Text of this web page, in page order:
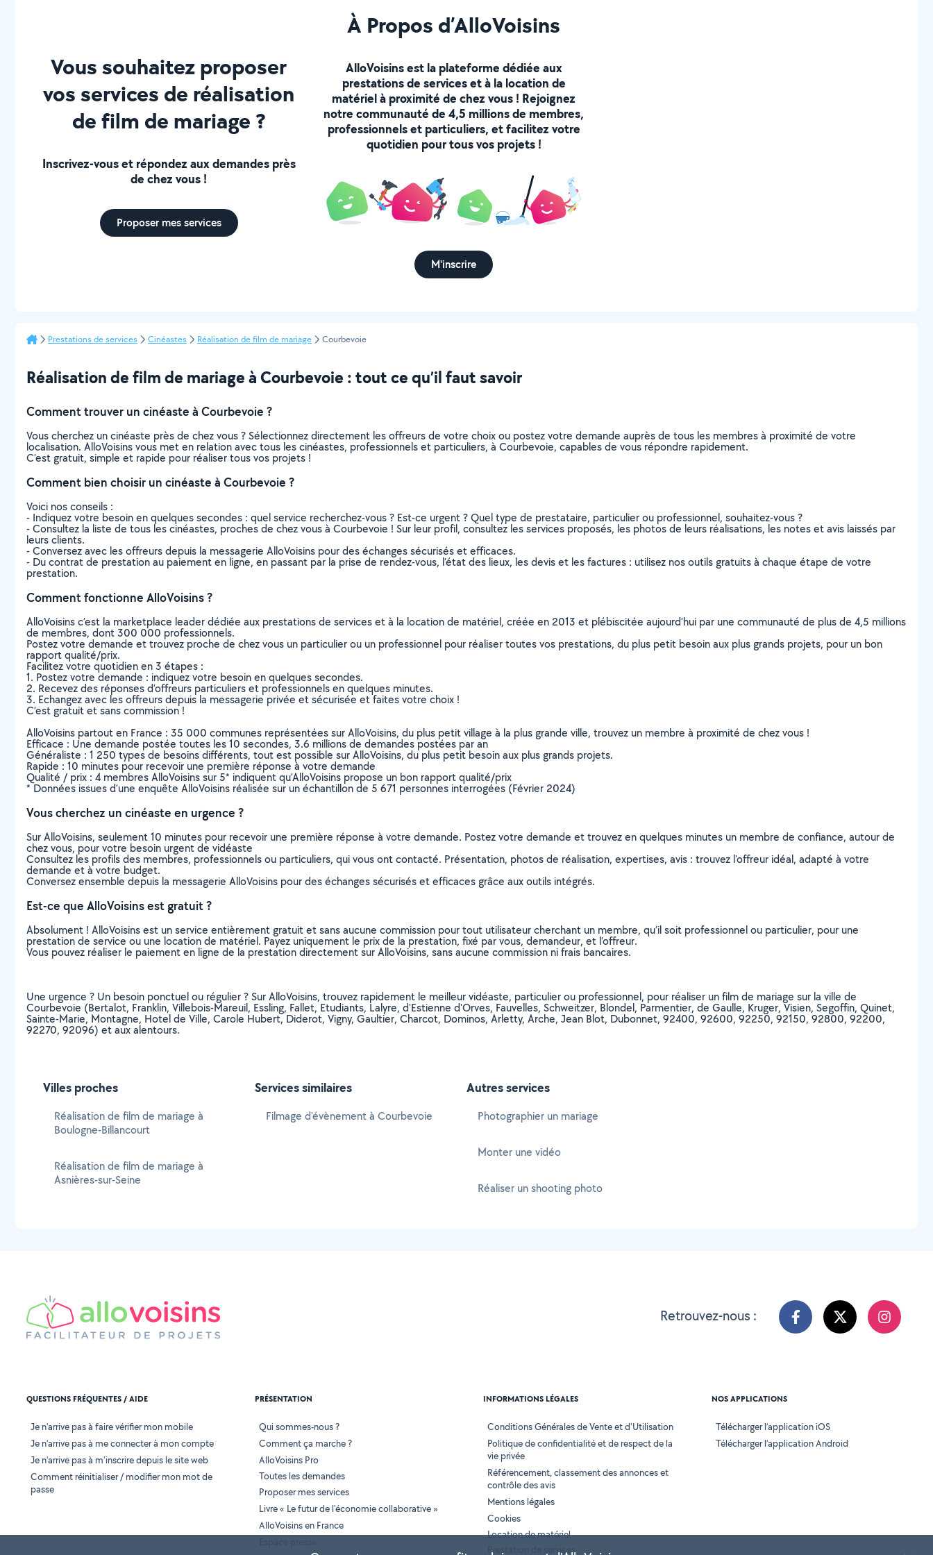
Vous souhaitez proposer
vos services de réalisation
de film de mariage ?
Inscrivez-vous et répondez aux demandes près
de chez vous !
Proposer mes services
À Propos d’AlloVoisins
AlloVoisins est la plateforme dédiée aux
prestations de services et à la location de
matériel à proximité de chez vous ! Rejoignez
notre communauté de 4,5 millions de membres,
professionnels et particuliers, et facilitez votre
quotidien pour tous vos projets !
M'inscrire
Prestations de services Cinéastes Réalisation de film de mariage Courbevoie
Réalisation de film de mariage à Courbevoie : tout ce qu’il faut savoir
Comment trouver un cinéaste à Courbevoie ?
Vous cherchez un cinéaste près de chez vous ? Sélectionnez directement les offreurs de votre choix ou postez votre demande auprès de tous les membres à proximité de votre
localisation. AlloVoisins vous met en relation avec tous les cinéastes, professionnels et particuliers, à Courbevoie, capables de vous répondre rapidement.
C’est gratuit, simple et rapide pour réaliser tous vos projets !
Comment bien choisir un cinéaste à Courbevoie ?
Voici nos conseils :
- Indiquez votre besoin en quelques secondes : quel service recherchez-vous ? Est-ce urgent ? Quel type de prestataire, particulier ou professionnel, souhaitez-vous ?
- Consultez la liste de tous les cinéastes, proches de chez vous à Courbevoie ! Sur leur profil, consultez les services proposés, les photos de leurs réalisations, les notes et avis laissés par
leurs clients.
- Conversez avec les offreurs depuis la messagerie AlloVoisins pour des échanges sécurisés et efficaces.
- Du contrat de prestation au paiement en ligne, en passant par la prise de rendez-vous, l’état des lieux, les devis et les factures : utilisez nos outils gratuits à chaque étape de votre
prestation.
Comment fonctionne AlloVoisins ?
AlloVoisins c’est la marketplace leader dédiée aux prestations de services et à la location de matériel, créée en 2013 et plébiscitée aujourd’hui par une communauté de plus de 4,5 millions
de membres, dont 300 000 professionnels.
Postez votre demande et trouvez proche de chez vous un particulier ou un professionnel pour réaliser toutes vos prestations, du plus petit besoin aux plus grands projets, pour un bon
rapport qualité/prix.
Facilitez votre quotidien en 3 étapes :
1. Postez votre demande : indiquez votre besoin en quelques secondes.
2. Recevez des réponses d’offreurs particuliers et professionnels en quelques minutes.
3. Echangez avec les offreurs depuis la messagerie privée et sécurisée et faites votre choix !
C’est gratuit et sans commission !
AlloVoisins partout en France : 35 000 communes représentées sur AlloVoisins, du plus petit village à la plus grande ville, trouvez un membre à proximité de chez vous !
Efficace : Une demande postée toutes les 10 secondes, 3.6 millions de demandes postées par an
Généraliste : 1 250 types de besoins différents, tout est possible sur AlloVoisins, du plus petit besoin aux plus grands projets.
Rapide : 10 minutes pour recevoir une première réponse à votre demande
Qualité / prix : 4 membres AlloVoisins sur 5* indiquent qu’AlloVoisins propose un bon rapport qualité/prix
* Données issues d’une enquête AlloVoisins réalisée sur un échantillon de 5 671 personnes interrogées (Février 2024)
Vous cherchez un cinéaste en urgence ?
Sur AlloVoisins, seulement 10 minutes pour recevoir une première réponse à votre demande. Postez votre demande et trouvez en quelques minutes un membre de confiance, autour de
chez vous, pour votre besoin urgent de vidéaste
Consultez les profils des membres, professionnels ou particuliers, qui vous ont contacté. Présentation, photos de réalisation, expertises, avis : trouvez l'offreur idéal, adapté à votre
demande et à votre budget.
Conversez ensemble depuis la messagerie AlloVoisins pour des échanges sécurisés et efficaces grâce aux outils intégrés.
Est-ce que AlloVoisins est gratuit ?
Absolument ! AlloVoisins est un service entièrement gratuit et sans aucune commission pour tout utilisateur cherchant un membre, qu’il soit professionnel ou particulier, pour une
prestation de service ou une location de matériel. Payez uniquement le prix de la prestation, fixé par vous, demandeur, et l’offreur.
Vous pouvez réaliser le paiement en ligne de la prestation directement sur AlloVoisins, sans aucune commission ni frais bancaires.
Une urgence ? Un besoin ponctuel ou régulier ? Sur AlloVoisins, trouvez rapidement le meilleur vidéaste, particulier ou professionnel, pour réaliser un film de mariage sur la ville de
Courbevoie (Bertalot, Franklin, Villebois-Mareuil, Essling, Fallet, Etudiants, Lalyre, d'Estienne d'Orves, Fauvelles, Schweitzer, Blondel, Parmentier, de Gaulle, Kruger, Visien, Segoffin, Quinet,
Sainte-Marie, Montagne, Hotel de Ville, Carole Hubert, Diderot, Vigny, Gaultier, Charcot, Dominos, Arletty, Arche, Jean Blot, Dubonnet, 92400, 92600, 92250, 92150, 92800, 92200,
92270, 92096) et aux alentours.
Villes proches
Réalisation de film de mariage à
Boulogne-Billancourt
Réalisation de film de mariage à
Asnières-sur-Seine
Services similaires
Filmage d'évènement à Courbevoie
Autres services
Photographier un mariage
Monter une vidéo
Réaliser un shooting photo
Retrouvez-nous :
QUESTIONS FRÉQUENTES / AIDE
Je n'arrive pas à faire vérifier mon mobile
Je n'arrive pas à me connecter à mon compte
Je n'arrive pas à m'inscrire depuis le site web
Comment réinitialiser / modifier mon mot de
passe
PRÉSENTATION
Qui sommes-nous ?
Comment ça marche ?
AlloVoisins Pro
Toutes les demandes
Proposer mes services
Livre « Le futur de l'économie collaborative »
AlloVoisins en France
INFORMATIONS LÉGALES
Conditions Générales de Vente et d'Utilisation
Politique de confidentialité et de respect de la
vie privée
Référencement, classement des annonces et
contrôle des avis
Mentions légales
Cookies
Location de matériel
Prestation de services
NOS APPLICATIONS
Télécharger l’application iOS
Télécharger l’application Android